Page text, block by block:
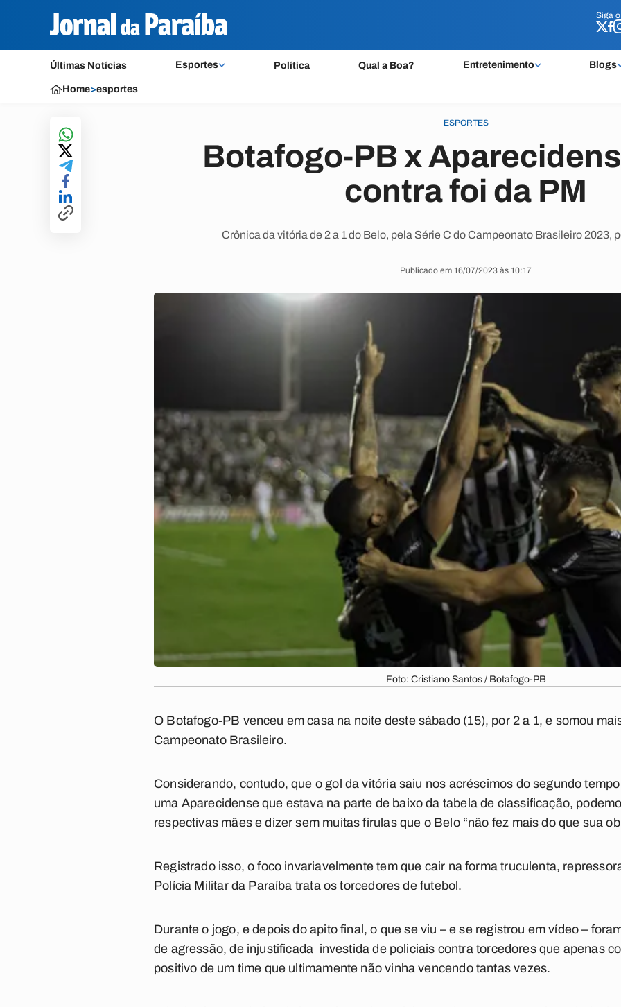
Siga o
Últimas Notícias Esportes Política Qual a Boa? Entretenimento Blogs
Siga o
Home>esportes
ESPORTES
Botafogo-PB x
contra foi da PM
Crônica da vitória de 2 a 1 do Belo, pela Série C do Campeonato Brasileiro 2023,
Publicado em 16/07/2023 às 10:17
Foto: Cristiano Santos / Botafogo-PB
O Botafogo-PB venceu em casa na noite deste sábado (15), por 2 a 1, e somou
Campeonato Brasileiro.
Considerando, contudo, que o gol da vitória saiu nos acréscimos do segundo
uma Aparecidense que estava na parte de baixo da tabela de classificação,
respectivas mães e dizer sem muitas firulas que o Belo “não fez mais do que sua
Registrado isso, o foco invariavelmente tem que cair na forma truculenta,
Polícia Militar da Paraíba trata os torcedores de futebol.
Durante o jogo, e depois do apito final, o que se viu – e se registrou em vídeo –
de agressão, de injustificada investida de policiais contra torcedores que apenas
positivo de um time que ultimamente não vinha vencendo tantas vezes.